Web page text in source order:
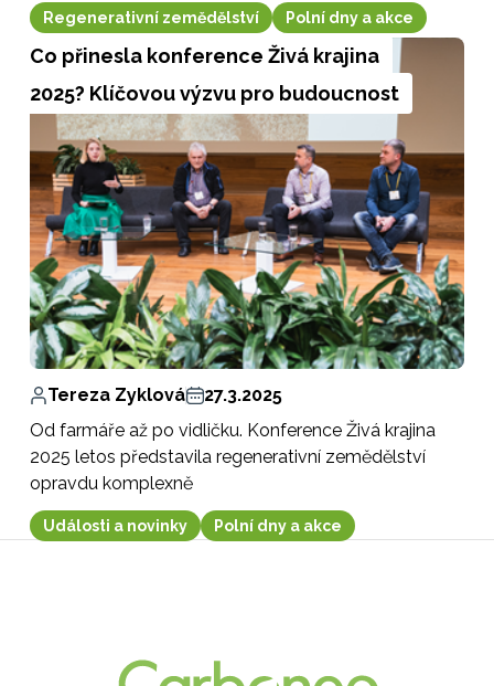
Regenerativní zemědělství Polní dny a akce
Co přinesla konference Živá krajina
2025? Klíčovou výzvu pro budoucnost
Tereza Zyklová
27.3.2025
Od farmáře až po vidličku. Konference Živá krajina
2025 letos představila regenerativní zemědělství
opravdu komplexně
Události a novinky Polní dny a akce